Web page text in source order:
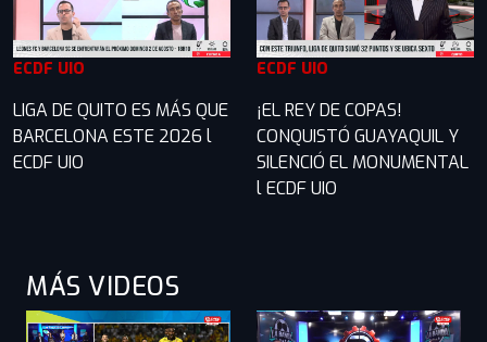
ECDF UIO
LIGA DE QUITO ES MÁS QUE
BARCELONA ESTE 2026 l
ECDF UIO
ECDF UIO
¡EL REY DE COPAS!
CONQUISTÓ GUAYAQUIL Y
SILENCIÓ EL MONUMENTAL
l ECDF UIO
MÁS VIDEOS